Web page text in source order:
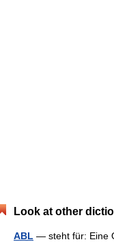
Look at other
ABL — steht für: Eine